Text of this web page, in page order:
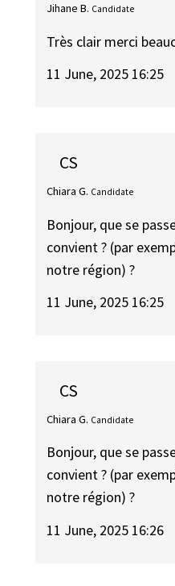
Jihane B. Candidate
Très clair merci
11 June, 2025 16:25
CS
Chiara G. Candidate
Bonjour, que se
convient ? (par
notre région) ?
11 June, 2025 16:25
CS
Chiara G. Candidate
Bonjour, que se
convient ? (par
notre région) ?
11 June, 2025 16:26